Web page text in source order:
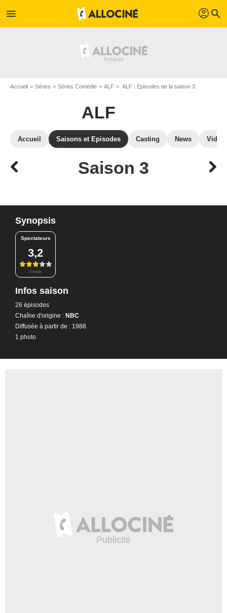
menu profil search
Accueil Séries Séries Comédie ALF ALF : Episodes de la saison 3
ALF
Accueil Saisons et Episodes Casting News
Saison 3
Synopsis
Spectateurs
3,2
4 notes
Infos saison
26 épisodes
Chaîne d'origine : NBC
Diffusée à partir de : 1988
1 photo